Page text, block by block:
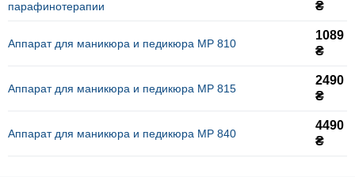
парафинотерапии
₴
Аппарат для маникюра и педикюра MP 810
1089
₴
Аппарат для маникюра и педикюра MP 815
2490
₴
Аппарат для маникюра и педикюра MP 840
4490
₴